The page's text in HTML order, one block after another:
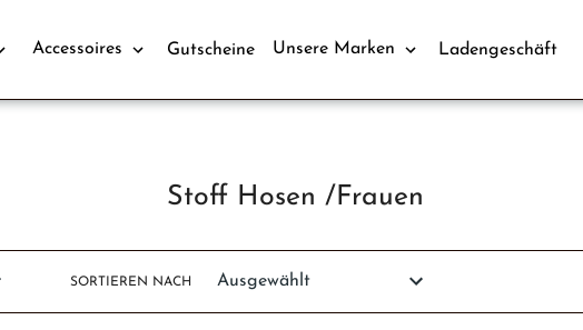
Accessoires Gutscheine Unsere Marken Ladengeschäft
S
Stoff Hosen /Frauen
SORTIEREN NACH